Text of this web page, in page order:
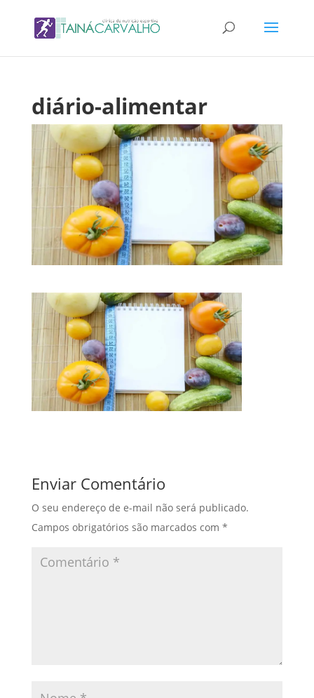
diário-alimentar
Enviar Comentário
O seu endereço de e-mail não será publicado.
Campos obrigatórios são marcados com *